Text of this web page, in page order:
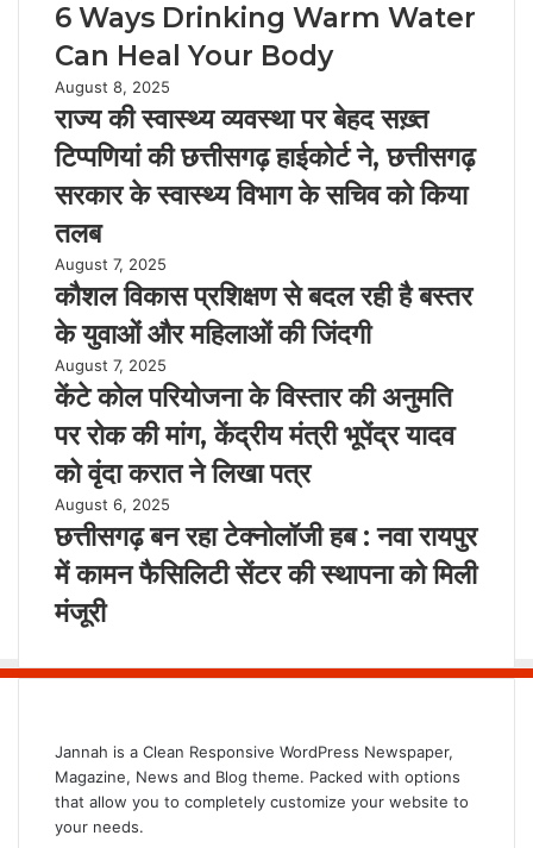
6 Ways Drinking Warm Water
Can Heal Your Body
August 8, 2025
राज्य की स्वास्थ्य व्यवस्था पर बेहद सख़्त
टिप्पणियां की छत्तीसगढ़ हाईकोर्ट ने, छत्तीसगढ़
सरकार के स्वास्थ्य विभाग के सचिव को किया
तलब
August 7, 2025
कौशल विकास प्रशिक्षण से बदल रही है बस्तर
के युवाओं और महिलाओं की जिंदगी
August 7, 2025
केंटे कोल परियोजना के विस्तार की अनुमति
पर रोक की मांग, केंद्रीय मंत्री भूपेंद्र यादव
को वृंदा करात ने लिखा पत्र
August 6, 2025
छत्तीसगढ़ बन रहा टेक्नोलॉजी हब : नवा रायपुर
में कामन फैसिलिटी सेंटर की स्थापना को मिली
मंजूरी
Jannah is a Clean Responsive WordPress Newspaper,
Magazine, News and Blog theme. Packed with options
that allow you to completely customize your website to
your needs.